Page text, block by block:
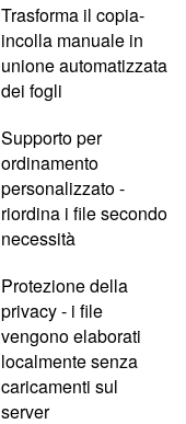
Trasforma il copia-
incolla manuale in
unione automatizzata
dei fogli
Supporto per
ordinamento
personalizzato -
riordina i file secondo
necessità
Protezione della
privacy - i file
vengono elaborati
localmente senza
caricamenti sul
server